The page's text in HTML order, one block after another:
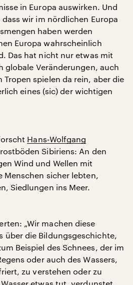
in Europa auswirken. Und
wir im nördlichen Europa
haben werden
Europa wahrscheinlich
Das hat nicht nur etwas mit
globale Veränderungen, auch
Tropen spielen da rein, aber die
eines (sic) der wichtigen
Hans-Wolfgang
Sibiriens: An den
Wind und Wellen mit
Menschen sicher lebten,
Siedlungen ins Meer.
„Wir machen diese
über die Bildungsgeschichte,
Beispiel des Schnees, der im
oder auch des Wassers,
zu verstehen oder zu